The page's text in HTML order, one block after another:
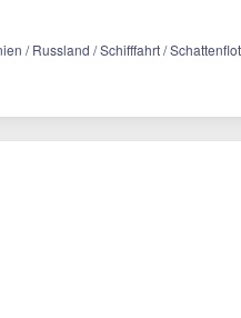
/ Russland / Schifffahrt /